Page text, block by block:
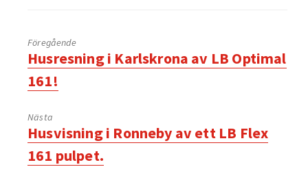
Föregående
Föregående
inlägg:
Husresning i Karlskrona av LB Optimal
161!
Nästa
Nästa
inlägg:
Husvisning i Ronneby av ett LB Flex
161 pulpet.